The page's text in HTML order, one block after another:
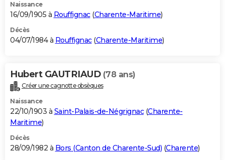
Naissance
16/09/1905 à Rouffignac(Charente-Maritime)
Décès
04/07/1984 à Rouffignac(Charente-Maritime)
Hubert GAUTRIAUD (78 ans)
Créer une cagnotte obsèques
Naissance
22/10/1903 à Saint-Palais-de-Négrignac(Charente-
Maritime)
Décès
28/09/1982 à Bors (Canton de Charente-Sud) (Charente)